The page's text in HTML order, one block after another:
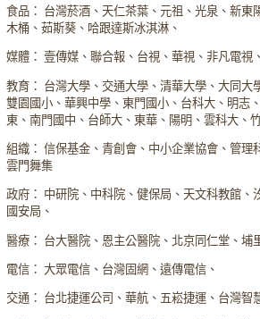
食品： 台灣菸酒、天仁茶葉、元祖、光泉、新
木桶、茹斯葵、哈跟達斯冰淇淋、
媒體： 壹傳媒、聯合報、台視、華視、非凡電
教育： 台灣大學、交通大學、清華大學、大同
雙園國小、華興中學、東門國小、台科大、明志
東、南門國中、台師大、東華、陽明、雲科大、
組織： 信保基金、青創會、中小企業協會、管
雲門舞集
政府： 中研院、中科院、健保局、天文科教館
國安局、
醫療： 台大醫院、恩主公醫院、北京同仁堂、
電信： 大眾電信、台灣固網、遠傳電信、
交通： 台北捷運公司、華航、五崧捷運、台灣智